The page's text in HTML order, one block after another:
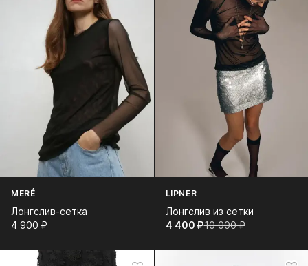
MERÉ
Лонгслив-сетка
4 900⁠ ⁠₽
LIPNER
Лонгслив из сетки
4 400⁠ ⁠₽10 000⁠ ⁠₽